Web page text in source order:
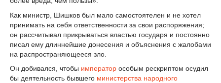
Как министр, Шишков был мало самостоятелен и не хотел
принимать на себя ответственности за свои распоряжения;
он рассчитывал прикрываться властью государя и постоянно
писал ему длиннейшие донесения и объяснения с жалобами
на распространяющееся зло.
Он добивался, чтобы император особым рескриптом осудил
бы деятельность бывшего министерства народного